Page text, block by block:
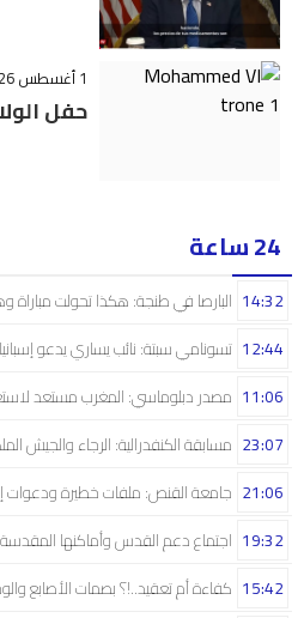
1 أغسطس 2026 - 12:14
حفل
24 ساعة
البارصا في طنجة: هكذا تحولت مباراة 14:32
تسونامي سبتة: نائب يساري يدعو إسبانيا 12:44
مصدر دبلوماسي: المغرب مستعد 11:06
مسابقة الكنفدرالية: الرجاء والجيش 23:07
جامعة القنص: ملفات خطيرة ودعوات 21:06
اجتماع دعم القدس وأماكنها 19:32
كفاءة أم تعقيد..!؟ بصمات الأصابع 15:42